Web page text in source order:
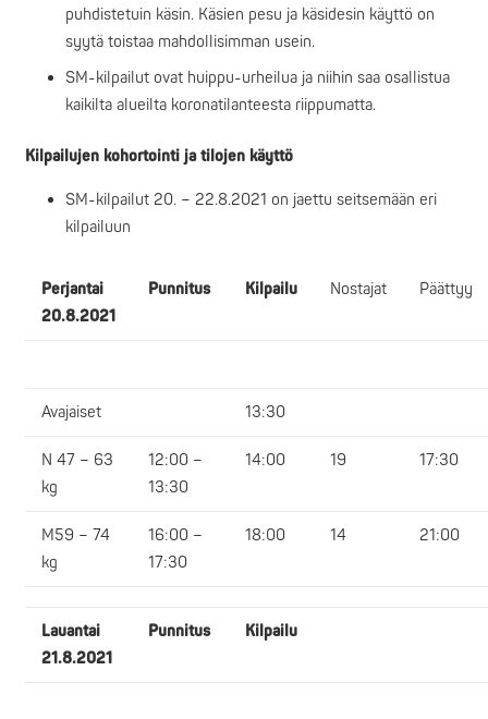
puhdistetuin käsin. Käsien pesu ja käsidesin käyttö on
syytä toistaa mahdollisimman usein.
SM-kilpailut ovat huippu-urheilua ja niihin saa osallistua
kaikilta alueilta koronatilanteesta riippumatta.
Kilpailujen kohortointi ja tilojen käyttö
SM-kilpailut 20. – 22.8.2021 on jaettu seitsemään eri
kilpailuun
Perjantai
20.8.2021
Punnitus Kilpailu Nostajat Päättyy
Avajaiset 13:30
N 47 – 63
kg
12:00 –
13:30
14:00 19 17:30
M59 – 74
kg
16:00 –
17:30
18:00 14 21:00
Lauantai
21.8.2021
Punnitus Kilpailu